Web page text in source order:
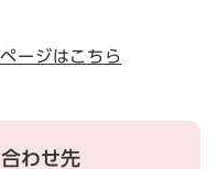
ージはこちら
わせ先